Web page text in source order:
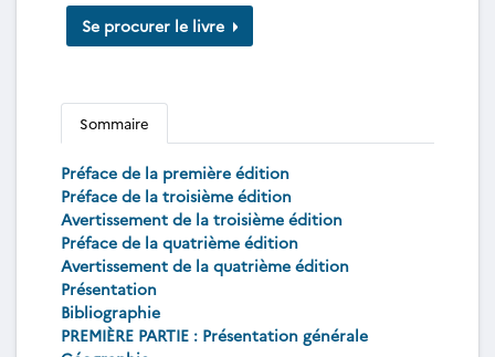
Se procurer le livre
Sommaire
Préface de la première édition
Préface de la troisième édition
Avertissement de la troisième édition
Préface de la quatrième édition
Avertissement de la quatrième édition
Présentation
Bibliographie
PREMIÈRE PARTIE : Présentation générale